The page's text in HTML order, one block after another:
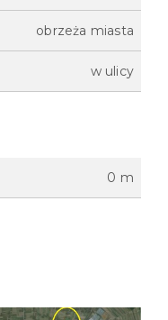
obrzeża miasta
w ulicy
0 m